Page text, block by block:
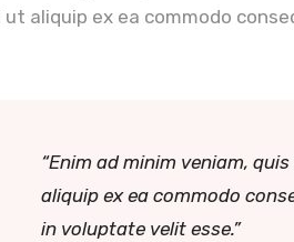
ut aliquip ex ea commodo
“Enim ad minim veniam,
aliquip ex ea commodo
in voluptate velit esse.”